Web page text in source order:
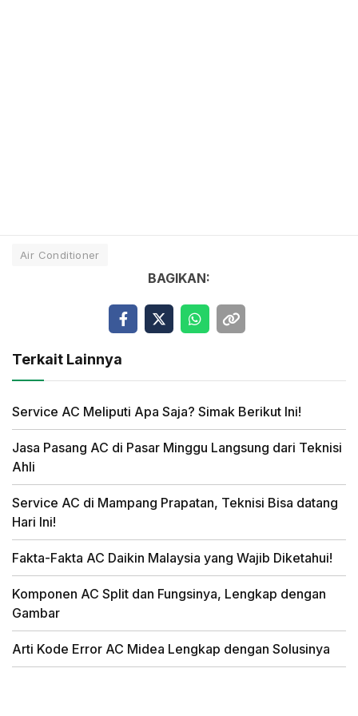
Air Conditioner
BAGIKAN:
Terkait Lainnya
Service AC Meliputi Apa Saja? Simak Berikut Ini!
Jasa Pasang AC di Pasar Minggu Langsung dari Teknisi
Ahli
Service AC di Mampang Prapatan, Teknisi Bisa datang
Hari Ini!
Fakta-Fakta AC Daikin Malaysia yang Wajib Diketahui!
Komponen AC Split dan Fungsinya, Lengkap dengan
Gambar
Arti Kode Error AC Midea Lengkap dengan Solusinya